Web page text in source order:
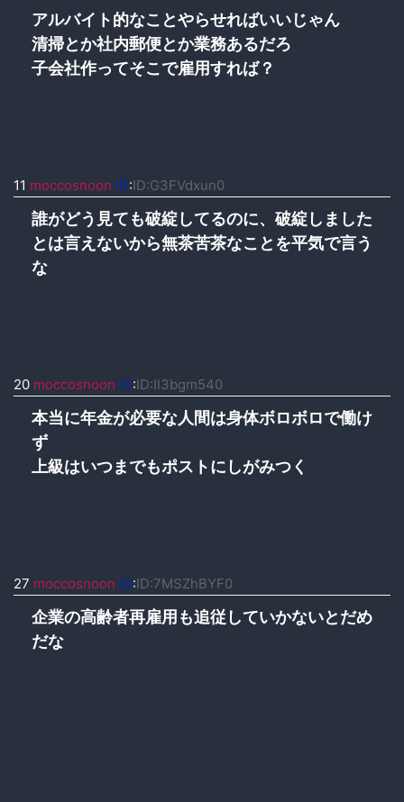
アルバイト的なことやらせればいいじゃん
清掃とか社内郵便とか業務あるだろ
子会社作ってそこで雇用すれば？
11 moccosnoon ID:ID:G3FVdxun0
誰がどう見ても破綻してるのに、破綻しました
とは言えないから無茶苦茶なことを平気で言う
な
20 moccosnoon ID:ID:II3bgm540
本当に年金が必要な人間は身体ボロボロで働け
ず
上級はいつまでもポストにしがみつく
27 moccosnoon ID:ID:7MSZhBYF0
企業の高齢者再雇用も追従していかないとだめ
だな